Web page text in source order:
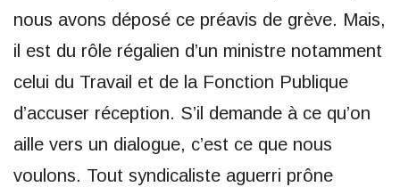
nous avons déposé ce préavis de grève. Mais,
il est du rôle régalien d’un ministre notamment
celui du Travail et de la Fonction Publique
d’accuser réception. S’il demande à ce qu’on
aille vers un dialogue, c’est ce que nous
voulons. Tout syndicaliste aguerri prône